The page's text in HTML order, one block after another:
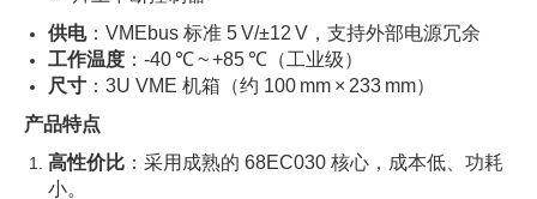
供电：VMEbus 标准 5 V/±12 V，支持外部电源冗余
工作温度 ：-40 ℃ ~ +85 ℃（工业级）
尺寸 ：3U VME 机箱（约 100 mm × 233 mm）
产品特点
高性价比 ：采用成熟的 68EC030 核心，成本低、功耗
小。